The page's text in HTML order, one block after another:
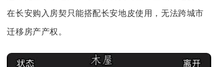
在长安购入房契只能搭配长安地皮使用，无法跨城市
迁移房产产权。